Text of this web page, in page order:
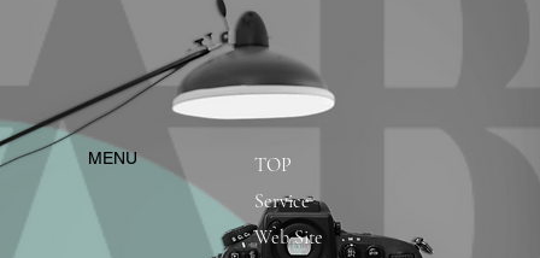
​MENU
TOP
Service
Web Site